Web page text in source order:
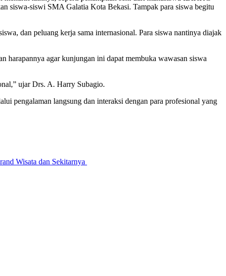
siswa-siswi SMA Galatia Kota Bekasi. Tampak para siswa begitu
dan peluang kerja sama internasional. Para siswa nantinya diajak
agar kunjungan ini dapat membuka wawasan siswa
ujar Drs. A. Harry Subagio.
pengalaman langsung dan interaksi dengan para profesional yang
Wisata dan Sekitarnya